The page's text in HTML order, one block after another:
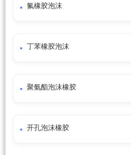
氟橡胶泡沫
丁苯橡胶泡沫
聚氨酯泡沫橡胶
开孔泡沫橡胶